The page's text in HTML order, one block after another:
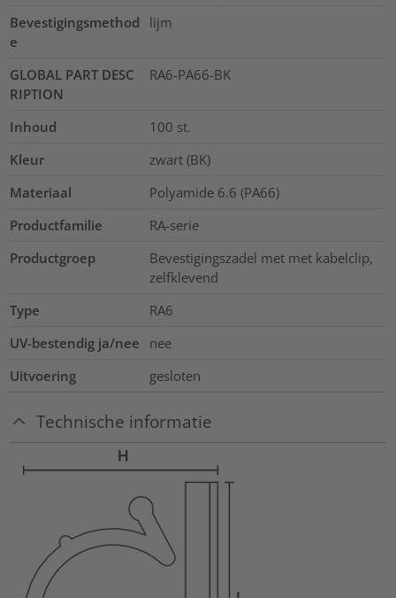
Bevestigingsmethod
e
lijm
GLOBAL PART DESC
RIPTION
RA6-PA66-BK
Inhoud 100 st.
Kleur
zwart (BK)
Materiaal
Polyamide 6.6 (PA66)
Productfamilie
RA-serie
Productgroep
Bevestigingszadel met met kabelclip,
zelfklevend
Type
RA6
UV-bestendig ja/nee
nee
Uitvoering
gesloten
Technische informatie